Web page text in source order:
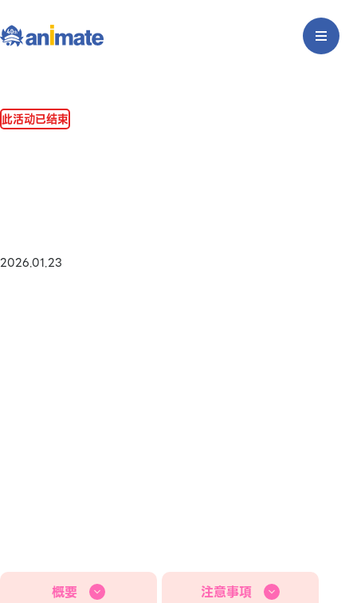
此活动已结束
2026.01.23
概要 注意事項